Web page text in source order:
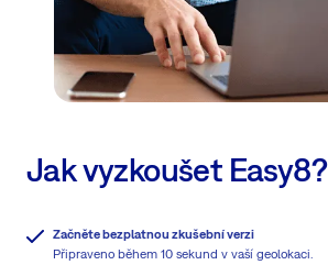
Jak vyzkoušet Easy8?
Začněte bezplatnou zkušební verzi
Připraveno během 10 sekund v vaší geolokaci.